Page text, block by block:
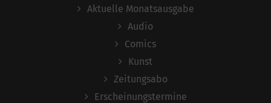
Aktuelle Monatsausgabe
Audio
Comics
Kunst
Zeitungsabo
Erscheinungstermine